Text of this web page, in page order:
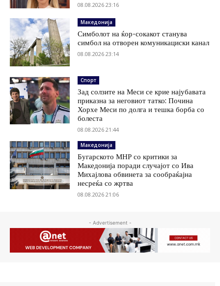
08.08.2026 23:16
Македонија
Симболот на ќор-сокакот станува
симбол на отворен комуникациски канал
08.08.2026 23:14
Спорт
Зад солзите на Меси се крие најубавата
приказна за неговиот татко: Почина
Хорхе Меси по долга и тешка борба со
болеста
08.08.2026 21:44
Македонија
Бугарското МНР со критики за
Македонија поради случајот со Ива
Михајлова обвинета за сообраќајна
несреќа со жртва
08.08.2026 21:06
- Advertisement -